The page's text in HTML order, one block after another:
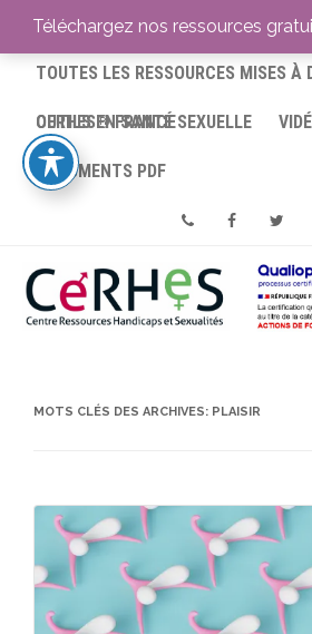
ACCUEIL
TOUTES LES RESSOURCES MISES À
CERHES® FRANCE
OUTILS EN SANTÉ SEXUELLE
DOCUMENTS PDF
PhoneFacebookTwitter
MOTS CLÉS DES ARCHIVES: PLAISIR
Téléchargez nos ressources